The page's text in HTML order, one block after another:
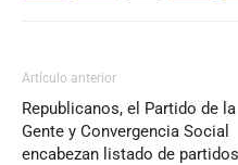
Artículo anterior
Republicanos, el Partido de la
Gente y Convergencia Social
encabezan listado de partidos